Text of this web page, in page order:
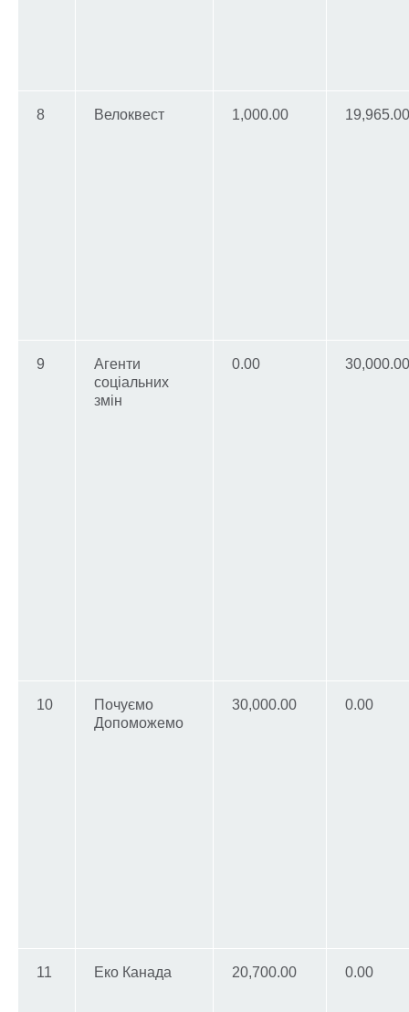
8 Велоквест 1,000.00 19,965.00
9
Агенти
соціальних
змін
0.00 30,000.00
10
Почуємо
Допоможемо
30,000.00 0.00
11 Еко Канада 20,700.00 0.00